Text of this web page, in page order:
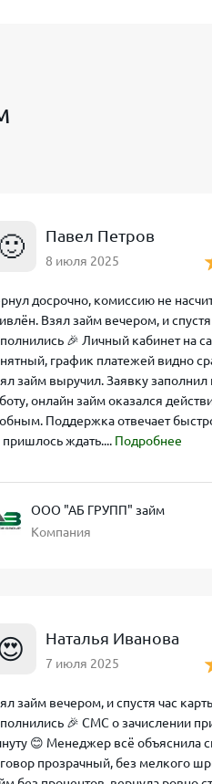
(обычно не более 30
qr код и выберите оптимальный
Процесс оформления
желаемую сумму и срок
данные: ФИО,
автоматически
– даже при плохой
на указанную
от банка-эмитента
совсем мало времени.
Павел Петров
8 июля 2025
досрочно, комиссию не
Взял займ вечером, и
🎉 Личный кабинет на
график платежей видно
займ выручил. Заявку заполнил
онлайн займ оказался
Поддержка отвечает
пришлось ждать.... Подробнее
ООО "АБ ГРУПП" займ
Компания
Наталья Иванова
7 июля 2025
займ вечером, и спустя час
🎉 СМС о зачислении
😊 Менеджер всё объяснила
прозрачный, без мелкого